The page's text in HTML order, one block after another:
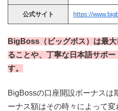
公式サイト https://
BigBoss（ビッグボス）は最
ることや、丁寧な日本語サポ
す。
BigBossの口座開設ボーナスは
ーナス額はその時々によって